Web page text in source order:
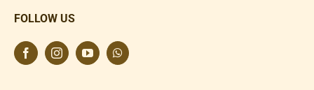
FOLLOW US